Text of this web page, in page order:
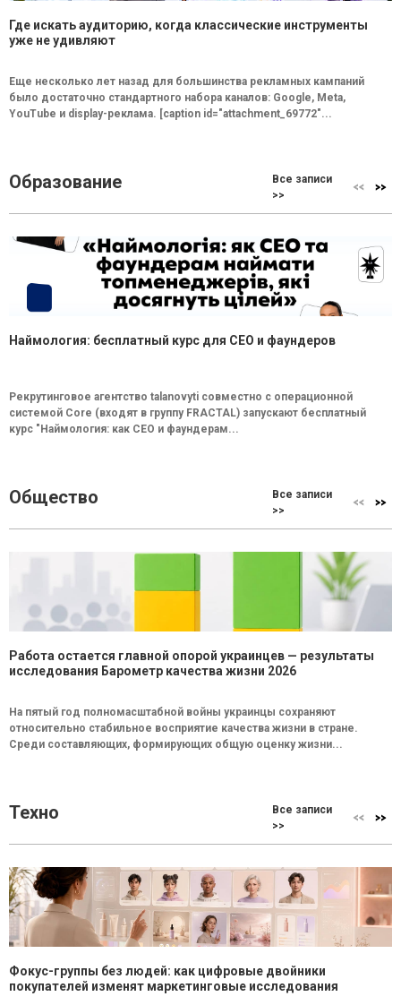
Где искать аудиторию, когда классические инструменты
уже не удивляют
Еще несколько лет назад для большинства рекламных кампаний
было достаточно стандартного набора каналов: Google, Meta,
YouTube и display-реклама. [caption id="attachment_69772"...
Образование
Все записи
>>
Наймология: бесплатный курс для CEO и фаундеров
Рекрутинговое агентство talanovyti совместно с операционной
системой Core (входят в группу FRACTAL) запускают бесплатный
курс "Наймология: как СEO и фаундерам...
Общество
Все записи
>>
Работа остается главной опорой украинцев — результаты
исследования Барометр качества жизни 2026
На пятый год полномасштабной войны украинцы сохраняют
относительно стабильное восприятие качества жизни в стране.
Среди составляющих, формирующих общую оценку жизни...
Техно
Все записи
>>
Фокус-группы без людей: как цифровые двойники
покупателей изменят маркетинговые исследования